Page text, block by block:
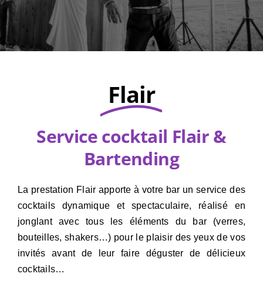
A propos de nous
Flair
Service cocktail Flair &
Bartending
La prestation Flair apporte à votre bar un service des
cocktails dynamique et spectaculaire, réalisé en
jonglant avec tous les éléments du bar (verres,
bouteilles, shakers…) pour le plaisir des yeux de vos
invités avant de leur faire déguster de délicieux
cocktails…